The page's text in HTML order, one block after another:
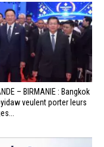
– BIRMANIE : Bangkok
veulent porter leurs